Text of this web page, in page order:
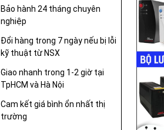
Bảo hành 24 tháng chuyên
nghiệp
Đổi hàng trong 7 ngày nếu bị lỗi
kỹ thuật từ NSX
Giao nhanh trong 1-2 giờ tại
TpHCM và Hà Nội
Cam kết giá bình ổn nhất thị
trường